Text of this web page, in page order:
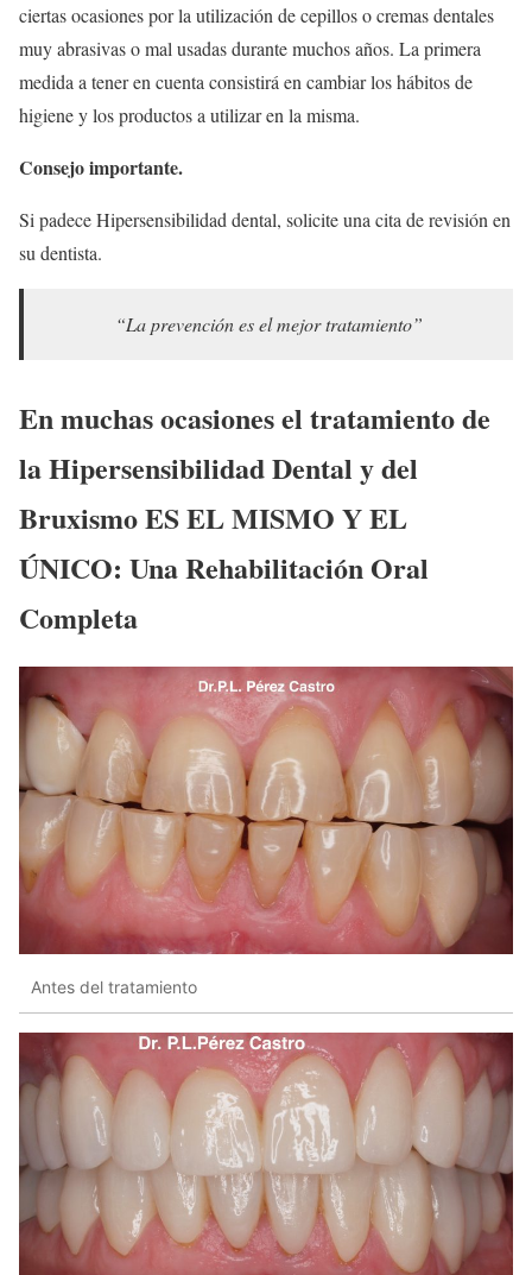
ciertas ocasiones por la utilización de cepillos o cremas dentales
muy abrasivas o mal usadas durante muchos años. La primera
medida a tener en cuenta consistirá en cambiar los hábitos de
higiene y los productos a utilizar en la misma.
Consejo importante.
Si padece Hipersensibilidad dental, solicite una cita de revisión en
su dentista.
“La prevención es el mejor tratamiento”
En muchas ocasiones el tratamiento de
la Hipersensibilidad Dental y del
Bruxismo ES EL MISMO Y EL
ÚNICO: Una Rehabilitación Oral
Completa
Antes del tratamiento